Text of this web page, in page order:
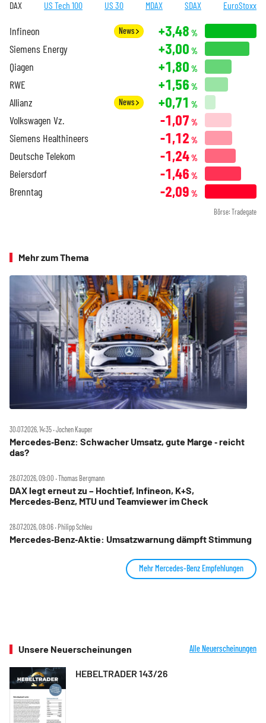
DAX US Tech 100 US 30 MDAX SDAX EuroStoxx
Infineon News +3,48 %
Siemens Energy +3,00 %
Qiagen +1,80 %
RWE +1,56 %
Allianz News +0,71 %
Volkswagen Vz. -1,07 %
Siemens Healthineers -1,12 %
Deutsche Telekom -1,24%
Beiersdorf -1,46 %
Brenntag -2,09 %
Börse: Tradegate
Mehr zum Thema
30.07.2026, 14:35 ‧ Jochen Kauper
Mercedes‑Benz: Schwacher Umsatz, gute Marge ‑ reicht
das?
28.07.2026, 09:00 ‧ Thomas Bergmann
DAX legt erneut zu – Hochtief, Infineon, K+S,
Mercedes‑Benz, MTU und Teamviewer im Check
28.07.2026, 08:06 ‧ Philipp Schleu
Mercedes‑Benz‑Aktie: Umsatzwarnung dämpft Stimmung
Mehr Mercedes-Benz Empfehlungen
Unsere Neuerscheinungen Alle Neuerscheinungen
HEBELTRADER 143/26